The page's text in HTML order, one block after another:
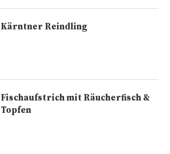
Kärntner Reindling
Fischaufstrich mit Räucherfisch &
Topfen